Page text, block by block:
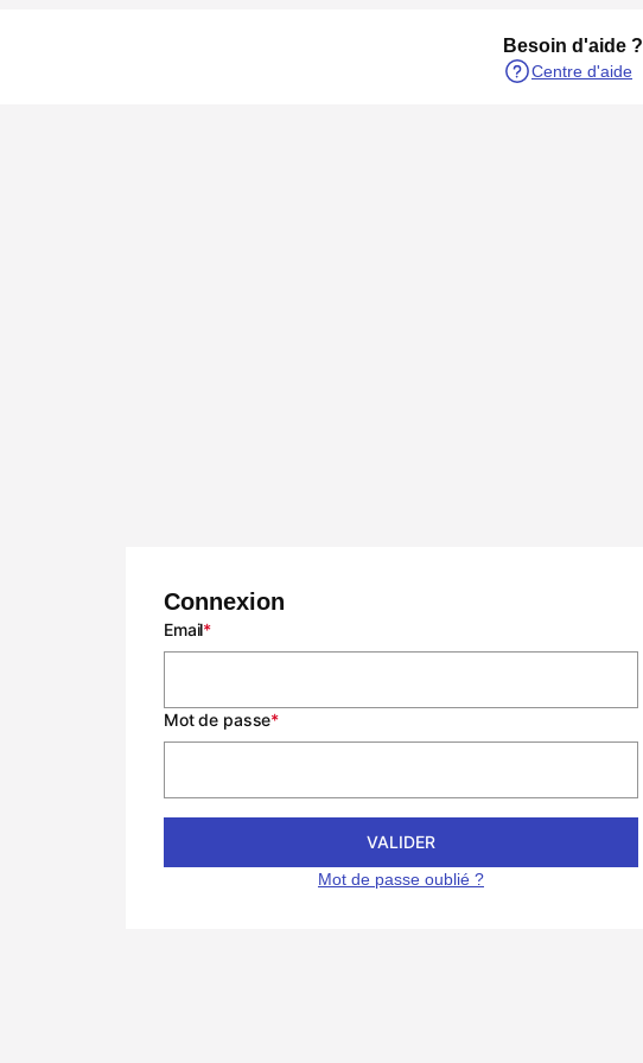
Besoin d'aide ?
Centre d'aide
Connexion
Email
Mot de passe
VALIDER
Mot de passe oublié ?